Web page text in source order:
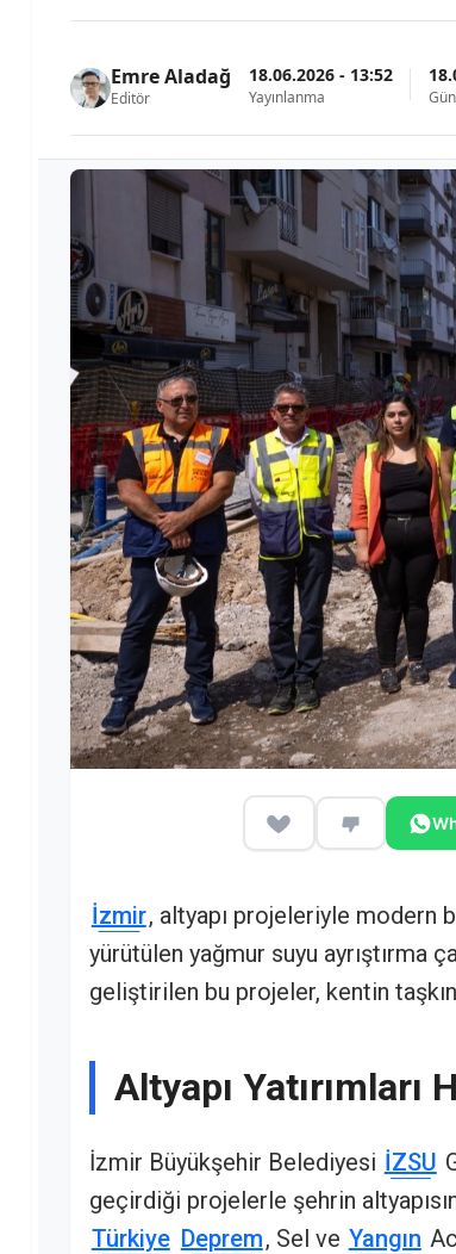
Emre Aladağ
Editör
18.06.2026 - 13:52
Yayınlanma
İzmir, altyapı projeleriyle modern
yürütülen yağmur suyu ayrıştırma
geliştirilen bu projeler, kentin
Altyapı Yatırımları
İzmir Büyükşehir Belediyesi İZSU
geçirdiği projelerle şehrin
Türkiye Deprem, Sel ve Yangın